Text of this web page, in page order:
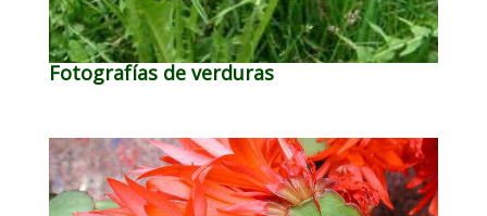
Fotografías de verduras